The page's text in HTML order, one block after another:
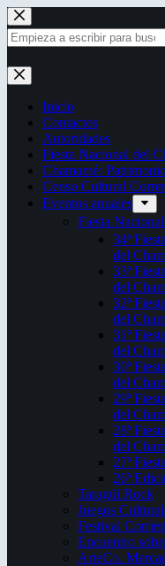
Saltar
al
contenido
Sin
resultados
Inicio
Contactos
Autoridades
Fiesta Nacional del
Chamamé:
Censo Cultural
Eventos anuales
Fiesta
34ª
del
33ª
del
32ª
del
31ª
del
30ª
del
29ª
del
28ª
del
27ª
26ª
Taragüi Rock
Juegos
Festival
Encuentro
ArteCo.